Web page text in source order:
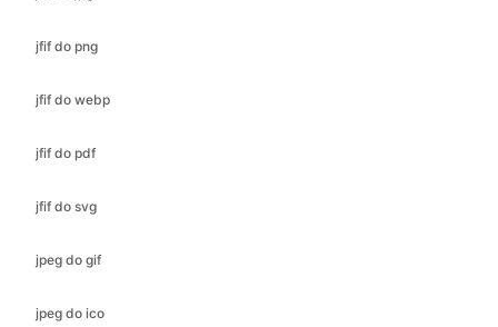
jfif do pdf
jfif do svg
jpeg do gif
jpeg do ico
jpeg do bmp
jpeg do jfif